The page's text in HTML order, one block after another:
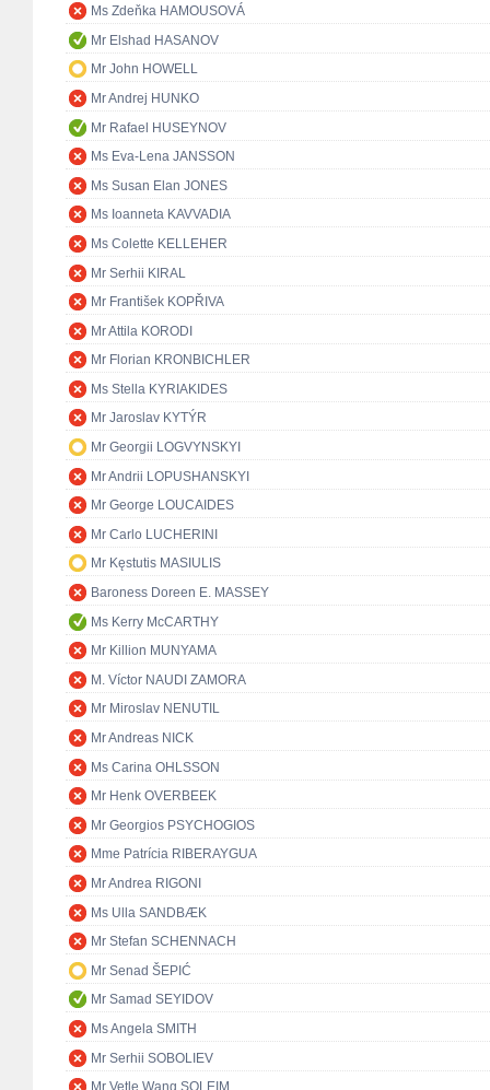
Ms Zdeňka HAMOUSOVÁ
Mr Elshad HASANOV
Mr John HOWELL
Mr Andrej HUNKO
Mr Rafael HUSEYNOV
Ms Eva-Lena JANSSON
Ms Susan Elan JONES
Ms Ioanneta KAVVADIA
Ms Colette KELLEHER
Mr Serhii KIRAL
Mr František KOPŘIVA
Mr Attila KORODI
Mr Florian KRONBICHLER
Ms Stella KYRIAKIDES
Mr Jaroslav KYTÝR
Mr Georgii LOGVYNSKYI
Mr Andrii LOPUSHANSKYI
Mr George LOUCAIDES
Mr Carlo LUCHERINI
Mr Kęstutis MASIULIS
Baroness Doreen E. MASSEY
Ms Kerry McCARTHY
Mr Killion MUNYAMA
M. Víctor NAUDI ZAMORA
Mr Miroslav NENUTIL
Mr Andreas NICK
Ms Carina OHLSSON
Mr Henk OVERBEEK
Mr Georgios PSYCHOGIOS
Mme Patrícia RIBERAYGUA
Mr Andrea RIGONI
Ms Ulla SANDBÆK
Mr Stefan SCHENNACH
Mr Senad ŠEPIĆ
Mr Samad SEYIDOV
Ms Angela SMITH
Mr Serhii SOBOLIEV
Mr Vetle Wang SOLEIM